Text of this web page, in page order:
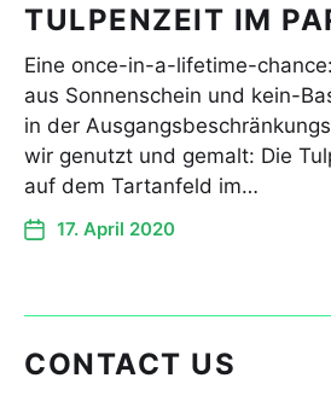
TULPENZEIT IM
Eine once-in-a-lifetime-
aus Sonnenschein und kein-
in der
wir genutzt und gemalt: Die
auf dem Tartanfeld im…
17. April 2020
CONTACT US